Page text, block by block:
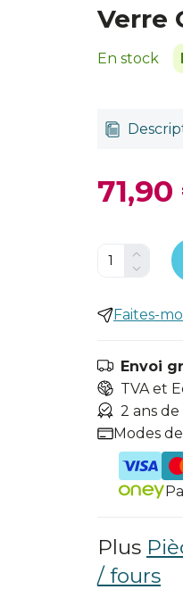
Verre
En stock
Faites-
Envoi
TVA et
2 ans
Modes
Plus
/ fours